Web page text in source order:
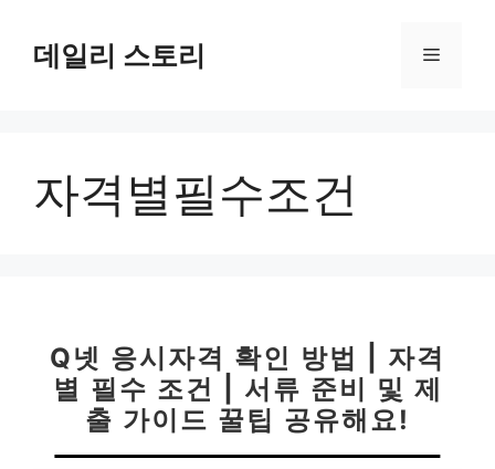
데일리 스토리 메
자격별필수조건
Q넷 응시자격 확인 방법 | 자격
별 필수 조건 | 서류 준비 및 제
출 가이드 꿀팁 공유해요!